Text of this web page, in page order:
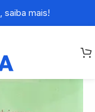
saiba mais!